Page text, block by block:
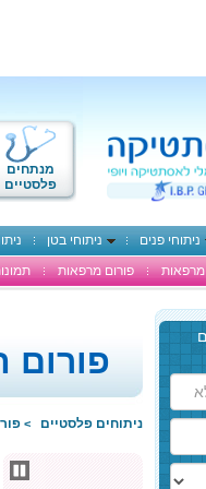
מנתחים
פלסטיים
ניתוחי פנים ניתוחי בטן
מרפאות פורום מרפאות
פורום
ניתוחים פלסטיים >